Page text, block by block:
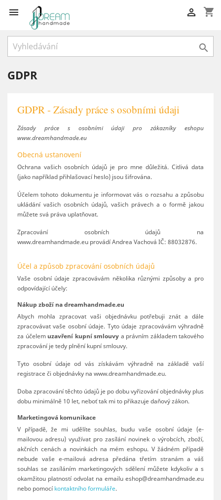
 shopping_cart


GDPR
GDPR - Zásady práce s osobními údaji
Zásady práce s osobními údaji pro zákazníky eshopu
www.dreamhandmade.eu
Obecná ustanovení
Ochrana vašich osobních údajů je pro mne důležitá. Citlivá data
(jako například přihlašovací heslo) jsou šifrována.
Účelem tohoto dokumentu je informovat vás o rozsahu a způsobu
ukládání vašich osobních údajů, vašich právech a o formě jakou
můžete svá práva uplatňovat.
Zpracování osobních údajů na
www.dreamhandmade.eu provádí Andrea Vachová IČ: 88032876.
Účel a způsob zpracování osobních údajů
Vaše osobní údaje zpracovávám několika různými způsoby a pro
odpovídající účely:
Nákup zboží na dreamhandmade.eu
Abych mohla zpracovat vaši objednávku potřebuji znát a dále
zpracovávat vaše osobní údaje. Tyto údaje zpracovávám výhradně
za účelem uzavření kupní smlouvy a právním základem takového
zpracování je tedy plnění kupní smlouvy.
Tyto osobní údaje od vás získávám výhradně na základě vaší
registrace či objednávky na www.dreamhandmade.eu.
Doba zpracování těchto údajů je po dobu vyřizování objednávky plus
dobu minimálně 10 let, neboť tak mi to přikazuje daňový zákon.
Marketingová komunikace
V případě, že mi udělíte souhlas, budu vaše osobní údaje (e-
mailovou adresu) využívat pro zasílání novinek o výrobcích, zboží,
akčních cenách a novinkách na mém eshopu. V žádném případě
nebude vaše e-mailová adresa předána třetím stranám a váš
souhlas se zasíláním marketingových sdělení můžete kdykoliv a s
okamžitou platností odvolat na emailu eshop@dreamhandmade.eu
nebo pomocíkontaktního formuláře.